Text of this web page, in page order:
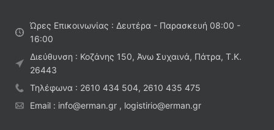
Ώρες Επικοινωνίας : Δευτέρα - Παρασκευή 08:00 -
16:00
Διεύθυνση : Κοζάνης 150, Άνω Συχαινά, Πάτρα, Τ.Κ.
26443
Τηλέφωνα : 2610 434 504, 2610 435 475
Email : info@erman.gr , logistirio@erman.gr